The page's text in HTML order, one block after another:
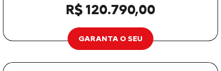
R$ 120.790,00
GARANTA O SEU